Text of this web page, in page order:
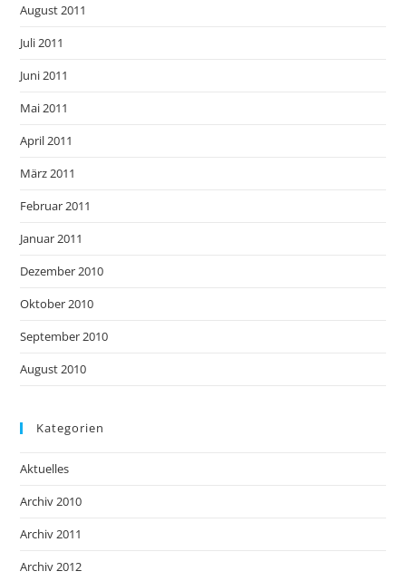
August 2011
Juli 2011
Juni 2011
Mai 2011
April 2011
März 2011
Februar 2011
Januar 2011
Dezember 2010
Oktober 2010
September 2010
August 2010
Kategorien
Aktuelles
Archiv 2010
Archiv 2011
Archiv 2012